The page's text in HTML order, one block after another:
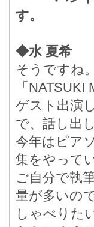
す。
◆水 夏希
そうですね
「
ゲスト出演
で、話し出
今年はピア
集をやって
ご自分で執
量が多いの
しゃべりた